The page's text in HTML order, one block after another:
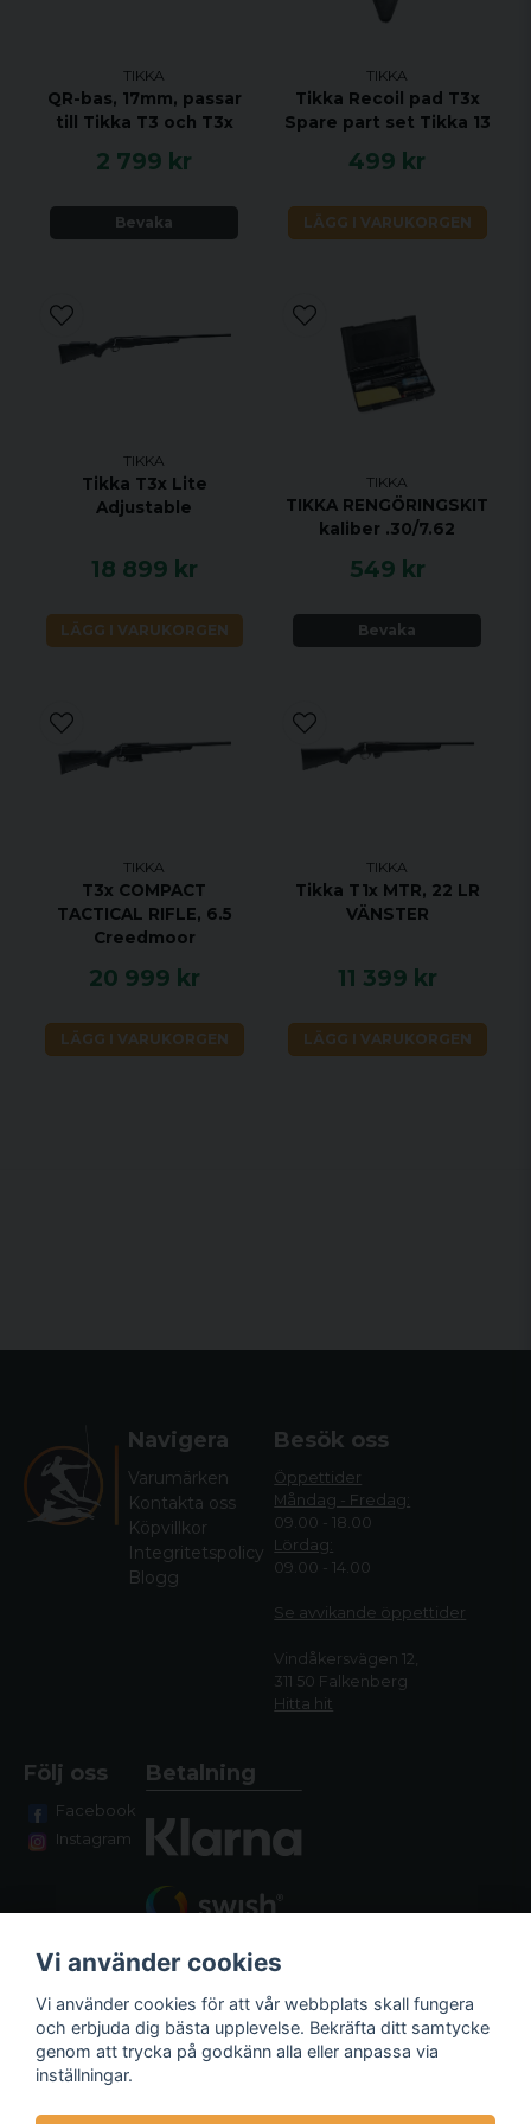
TIKKA
QR-bas, 17mm, passar
till Tikka T3 och T3x
2 799 kr
Bevaka
TIKKA
Tikka Recoil pad T3x
Spare part set Tikka 13
499 kr
LÄGG I VARUKORGEN
TIKKA
Tikka T3x Lite
Adjustable
18 899 kr
LÄGG I VARUKORGEN
TIKKA
TIKKA RENGÖRINGSKIT
kaliber .30/7.62
549 kr
Bevaka
TIKKA
T3x COMPACT
TACTICAL RIFLE, 6.5
Creedmoor
20 999 kr
LÄGG I VARUKORGEN
TIKKA
Tikka T1x MTR, 22 LR
VÄNSTER
11 399 kr
LÄGG I VARUKORGEN
KALIBER 308 WIN
HANDENHET VÄNSTER
VIKT 3,6 KG
PIPLÄNGD 510 MM
UTLÖSARE ENSTEGS TRIGGER
PICATINNY SKENA 0 MOA
STOCK FINISH SVART
GÄNGA 5/8-24
KOLVKAM FAST
VIKTIGASTE FÖRDELARNA
Anpassa T3x -gevärets stil till din egen stil
med tillbehör
T3x är verktyg med en elegant och ren
Säkerhet ger säkerhet, tvålägessäkerhet,
blockerar både avtryckaren och
bulthandtaget.
Tydliga indikatorer för säkerhets- och
slagstiftsstatus.
Navigera
Varumärken
Kontakta oss
Köpvillkor
Integritetspolicy
Blogg
Besök oss
Öppettider
Måndag - Fredag:
09.00 - 18.00
Lördag:
09.00 - 14.00
Se avvikande öppettider
Vindåkersvägen 12,
311 50 Falkenberg
Hitta hit
Följ oss
Facebook
Instagram
Betalning
Fraktalternativ
Vi använder cookies
Vi använder cookies för att vår webbplats skall fungera
och erbjuda dig bästa upplevelse. Bekräfta ditt samtycke
genom att trycka på godkänn alla eller anpassa via
inställningar.